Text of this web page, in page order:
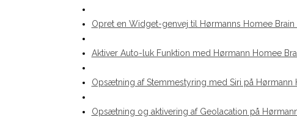
Opret en Widget-genvej til Hørmanns Homee Brain
Aktiver Auto-luk Funktion med Hørmann Homee
Opsætning af Stemmestyring med Siri på Hørmann
Opsætning og aktivering af Geolacation på